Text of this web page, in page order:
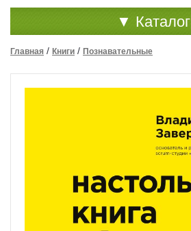
▼ Каталог
Главная / Книги / Познавательные